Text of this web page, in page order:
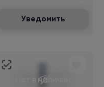
Уведомить
Нет в наличии